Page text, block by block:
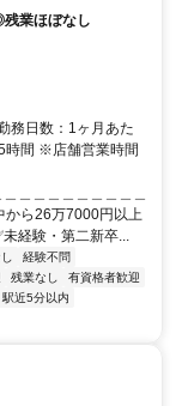
業ほぼなし
務日数：1ヶ月あた
時間 ※店舗営業時間
＿＿＿＿＿＿＿＿＿
から26万7000円以上
経験・第二新卒...
経験不問
残業なし
有資格者歓迎
駅近5分以内